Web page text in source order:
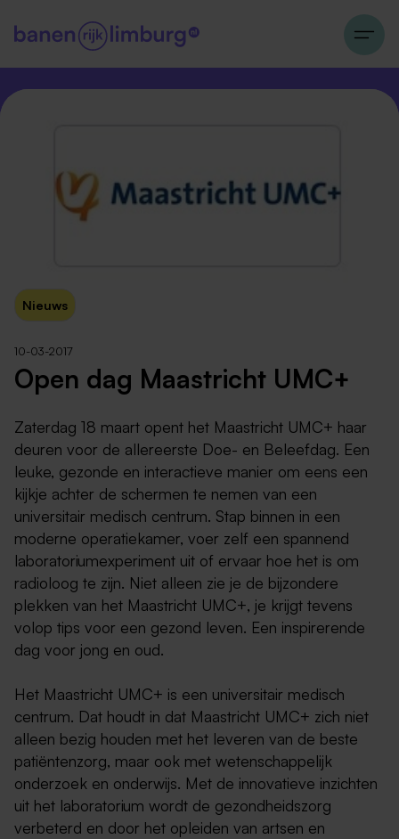
Nieuws
10-03-2017
Open dag Maastricht UMC+
Zaterdag 18 maart opent het Maastricht UMC+ haar
deuren voor de allereerste Doe- en Beleefdag. Een
leuke, gezonde en interactieve manier om eens een
kijkje achter de schermen te nemen van een
universitair medisch centrum. Stap binnen in een
moderne operatiekamer, voer zelf een spannend
laboratoriumexperiment uit of ervaar hoe het is om
radioloog te zijn. Niet alleen zie je de bijzondere
plekken van het Maastricht UMC+, je krijgt tevens
volop tips voor een gezond leven. Een inspirerende
dag voor jong en oud.
Het Maastricht UMC+ is een universitair medisch
centrum. Dat houdt in dat Maastricht UMC+ zich niet
alleen bezig houden met het leveren van de beste
patiëntenzorg, maar ook met wetenschappelijk
onderzoek en onderwijs. Met de innovatieve inzichten
uit het laboratorium wordt de gezondheidszorg
verbeterd en door het opleiden van artsen en